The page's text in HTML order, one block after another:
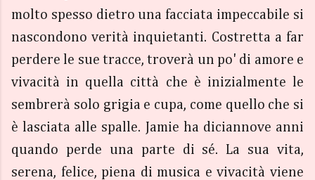
molto spesso dietro una facciata impeccabile si
nascondono verità inquietanti. Costretta a far
perdere le sue tracce, troverà un po' di amore e
vivacità in quella città che è inizialmente le
sembrerà solo grigia e cupa, come quello che si
è lasciata alle spalle. Jamie ha diciannove anni
quando perde una parte di sé. La sua vita,
serena, felice, piena di musica e vivacità viene